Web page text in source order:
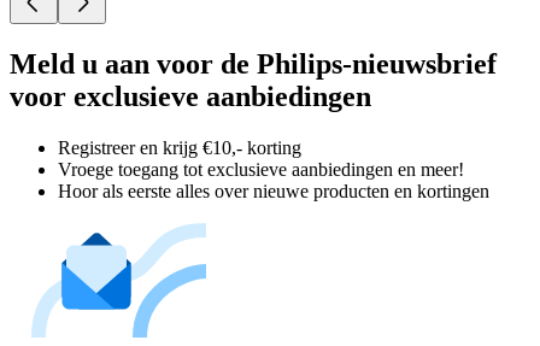
Meld u aan voor de Philips-nieuwsbrief
voor exclusieve aanbiedingen
Registreer en krijg €10,- korting
Vroege toegang tot exclusieve aanbiedingen en meer!
Hoor als eerste alles over nieuwe producten en kortingen